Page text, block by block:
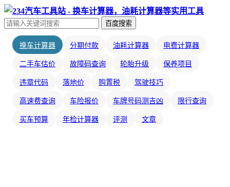
百度搜索
换车计算器 分期付款 油耗计算器 电费计算器
二手车估价 故障码查询 轮胎升级 保养项目
违章代码 落地价 购置税 驾驶技巧
高速费查询 车险报价 车牌号码测吉凶 限行查询
买车预算 年检计算器 评测 文章